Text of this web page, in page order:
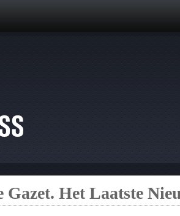
Gazet. Het Laatste